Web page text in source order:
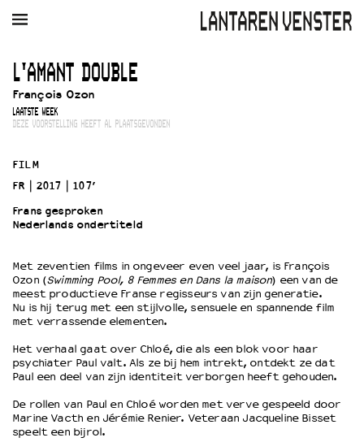
AGENDA FILM MUZIEK
Winkelmandje
Zoek
Openingstijden & contact
Bereikbaarheid
Kaartverkoop
EDUCATIE
Schoolvoorstellingen
Filmprogramma’s Primair Onderwijs
Filmprogramma’s VO/MBO
Speciale educatieprogramma’s
OVER LANTARENVENSTER
Wat we doen
L'AMANT DOUBLE
François Ozon
LAATSTE WEEK
DEZE VOORSTELLING HEEFT AL PLAATSGEVONDEN
FILM
FR
2017
107’
Frans gesproken
Nederlands ondertiteld
Met zeventien films in ongeveer even veel jaar, is François
Ozon (Swimming Pool, 8 Femmes en Dans la maison) een van de
meest productieve Franse regisseurs van zijn generatie.
Nu is hij terug met een stijlvolle, sensuele en spannende film
met verrassende elementen.
Het verhaal gaat over Chloé, die als een blok voor haar
psychiater Paul valt. Als ze bij hem intrekt, ontdekt ze dat
Paul een deel van zijn identiteit verborgen heeft gehouden.
De rollen van Paul en Chloé worden met verve gespeeld door
Marine Vacth en Jérémie Renier. Veteraan Jacqueline Bisset
speelt een bijrol.